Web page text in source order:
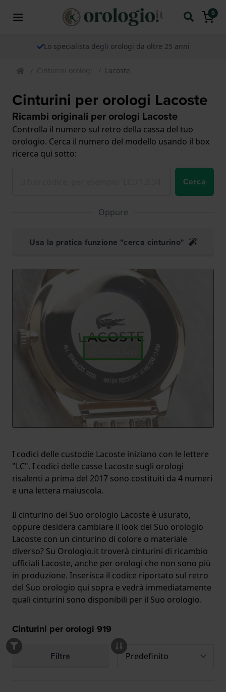
0
Lo specialista degli orologi da oltre 25 anni
Cinturini orologi Lacoste
Cinturini per orologi Lacoste
Ricambi originali per orologi Lacoste
Controlla il numero sul retro della cassa del tuo
orologio. Cerca il numero del modello usando il box
ricerca qui sotto:
Cerca
Oppure
Usa la pratica funzione "cerca cinturino"
I codici delle custodie Lacoste iniziano con le lettere
"LC". I codici delle casse Lacoste sugli orologi
risalenti a prima del 2017 sono costituiti da 4 numeri
e una lettera maiuscola.
Il cinturino del Suo orologio Lacoste è usurato,
oppure desidera cambiare il look del Suo orologio
Lacoste con un cinturino di colore o materiale
diverso? Su Orologio.it troverà cinturini di ricambio
ufficiali Lacoste, anche per orologi che non sono più
in produzione. Inserisca il codice riportato sul retro
del Suo orologio qui sopra e vedrà immediatamente
quali cinturini sono disponibili per il Suo orologio.
Cinturini per orologi 919
Filtra